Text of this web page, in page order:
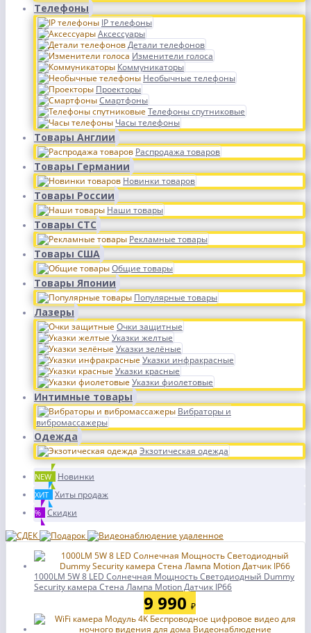
Телефоны
IP телефоны
Аксессуары
Детали телефонов
Изменители голоса
Коммуникаторы
Необычные телефоны
Проекторы
Смартфоны
Телефоны спутниковые
Часы телефоны
Товары Англии
Распродажа товаров
Товары Германии
Новинки товаров
Товары России
Наши товары
Товары СТС
Рекламные товары
Товары США
Общие товары
Товары Японии
Популярные товары
Лазеры
Очки защитные
Указки желтые
Указки зелёные
Указки инфракрасные
Указки красные
Указки фиолетовые
Интимные товары
Вибраторы и
вибромассажеры
Одежда
Экзотическая одежда
NEW Новинки
ХИТ Хиты продаж
% Скидки
1000LM 5W 8 LED Солнечная Мощность Светодиодный Dummy
Security камера Стена Лампа Motion Датчик IP66
9 990 ₽